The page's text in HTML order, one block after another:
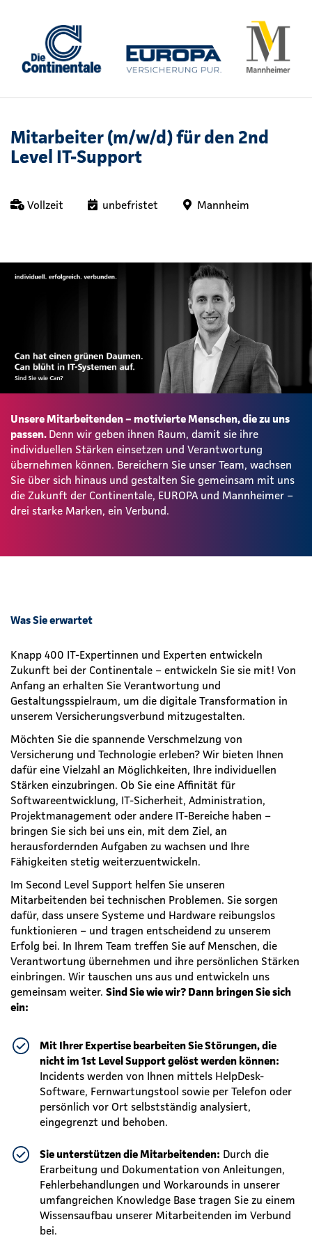
Mitarbeiter (m/w/d) für den 2nd
Level IT-Support
Vollzeit unbefristet Mannheim
Unsere Mitarbeitenden – motivierte Menschen, die zu uns
passen. Denn wir geben ihnen Raum, damit sie ihre
individuellen Stärken einsetzen und Verantwortung
übernehmen können. Bereichern Sie unser Team, wachsen
Sie über sich hinaus und gestalten Sie gemeinsam mit uns
die Zukunft der Continentale, EUROPA und Mannheimer –
drei starke Marken, ein Verbund.
Was Sie erwartet
Knapp 400 IT-Expertinnen und Experten entwickeln
Zukunft bei der Continentale – entwickeln Sie sie mit! Von
Anfang an erhalten Sie Verantwortung und
Gestaltungsspielraum, um die digitale Transformation in
unserem Versicherungsverbund mitzugestalten.
Möchten Sie die spannende Verschmelzung von
Versicherung und Technologie erleben? Wir bieten Ihnen
dafür eine Vielzahl an Möglichkeiten, Ihre individuellen
Stärken einzubringen. Ob Sie eine Affinität für
Softwareentwicklung, IT-Sicherheit, Administration,
Projektmanagement oder andere IT-Bereiche haben –
bringen Sie sich bei uns ein, mit dem Ziel, an
herausfordernden Aufgaben zu wachsen und Ihre
Fähigkeiten stetig weiterzuentwickeln.
Im Second Level Support helfen Sie unseren
Mitarbeitenden bei technischen Problemen. Sie sorgen
dafür, dass unsere Systeme und Hardware reibungslos
funktionieren – und tragen entscheidend zu unserem
Erfolg bei. In Ihrem Team treffen Sie auf Menschen, die
Verantwortung übernehmen und ihre persönlichen Stärken
einbringen. Wir tauschen uns aus und entwickeln uns
gemeinsam weiter. Sind Sie wie wir? Dann bringen Sie sich
ein:
Mit Ihrer Expertise bearbeiten Sie Störungen, die
nicht im 1st Level Support gelöst werden können:
Incidents werden von Ihnen mittels HelpDesk-
Software, Fernwartungstool sowie per Telefon oder
persönlich vor Ort selbstständig analysiert,
eingegrenzt und behoben.
Sie unterstützen die Mitarbeitenden: Durch die
Erarbeitung und Dokumentation von Anleitungen,
Fehlerbehandlungen und Workarounds in unserer
umfangreichen Knowledge Base tragen Sie zu einem
Wissensaufbau unserer Mitarbeitenden im Verbund
bei.